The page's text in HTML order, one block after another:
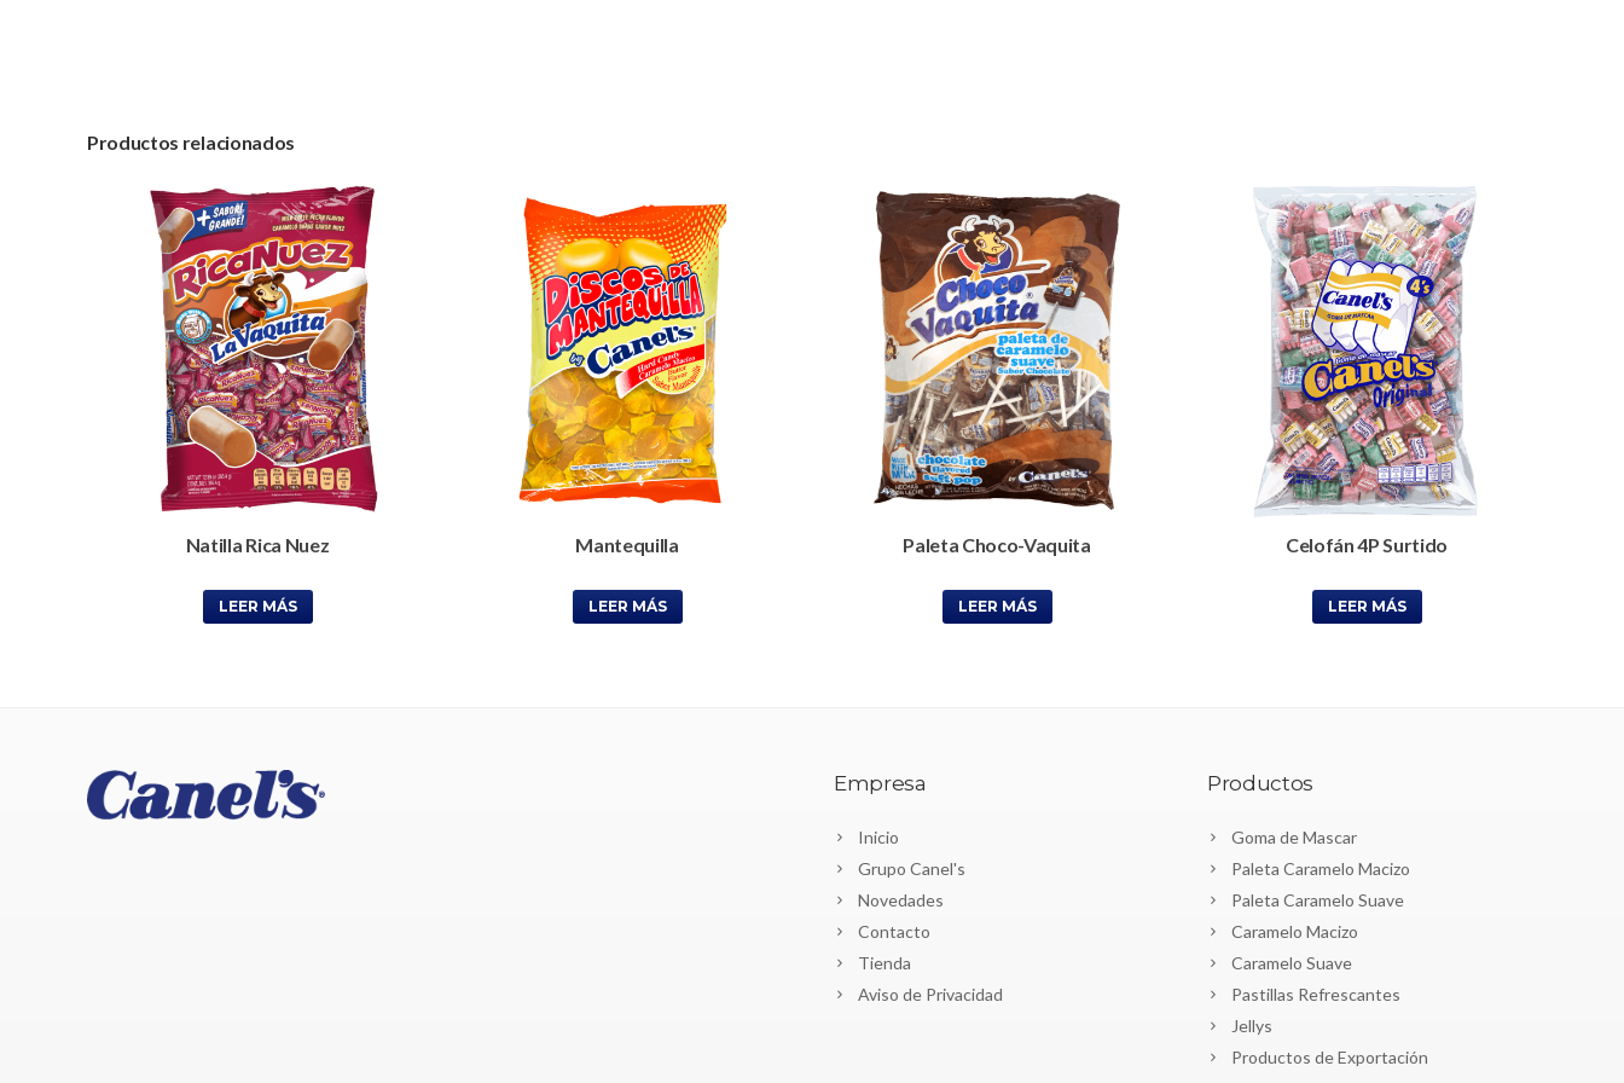
Productos relacionados
Natilla Rica Nuez
LEER MÁS
Mantequilla
LEER MÁS
Paleta Choco-Vaquita
LEER MÁS
Celofán 4P Surtido
LEER MÁS
Empresa
Inicio
Grupo Canel's
Novedades
Contacto
Tienda
Aviso de Privacidad
Productos
Goma de Mascar
Paleta Caramelo Macizo
Paleta Caramelo Suave
Caramelo Macizo
Caramelo Suave
Pastillas Refrescantes
Jellys
Productos de Exportación